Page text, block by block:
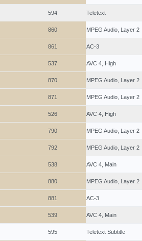
594 Teletext
860 MPEG Audio, Layer 2
861 AC-3
537 AVC 4, High
870 MPEG Audio, Layer 2
871 MPEG Audio, Layer 2
526 AVC 4, High
790 MPEG Audio, Layer 2
792 MPEG Audio, Layer 2
538 AVC 4, Main
880 MPEG Audio, Layer 2
881 AC-3
539 AVC 4, Main
595 Teletext Subtitle